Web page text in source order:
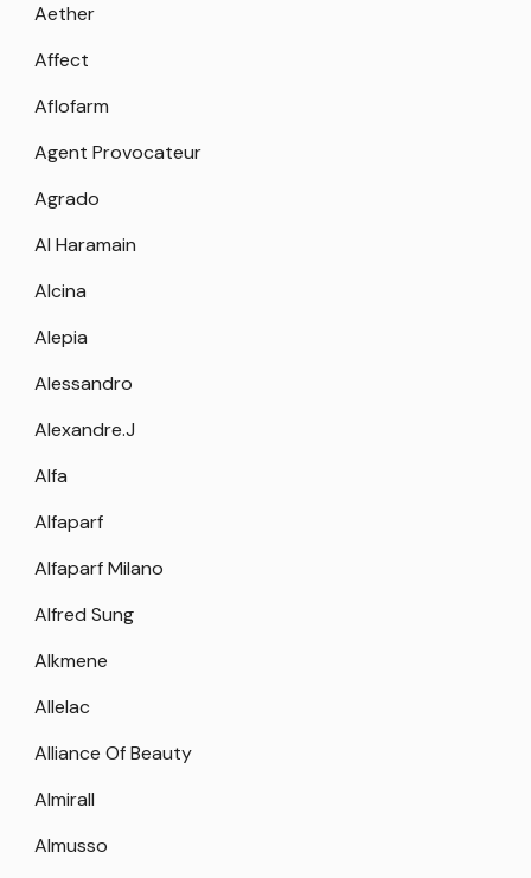
Aether
Affect
Aflofarm
Agent Provocateur
Agrado
Al Haramain
Alcina
Alepia
Alessandro
Alexandre.J
Alfa
Alfaparf
Alfaparf Milano
Alfred Sung
Alkmene
Allelac
Alliance Of Beauty
Almirall
Almusso